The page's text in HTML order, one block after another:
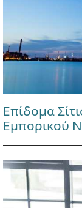
Επίδομα
Εμπορικού